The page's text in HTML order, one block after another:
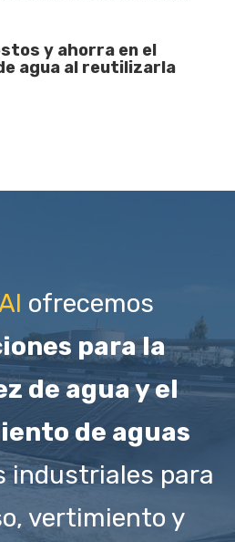
y ahorra en el
agua al reutilizarla
ofrecemos
para la
de agua y el
de aguas
industriales para
vertimiento y